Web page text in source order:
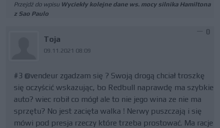
Przejdź do wpisu Wyciekły kolejne dane ws. mocy silnika Hamiltona
z Sao Paulo
Toja
09.11.2021 08:09
0
#3 @vendeur zgadzam się ? Swoją drogą chciał troszkę
się oczyścić wskazując, bo Redbull naprawdę ma szybkie
auto? wiec robił co mógł ale to nie jego wina ze nie ma
sprzętu? No jest zacięta walka ! Nerwy puszczają i się
mówi pod presja rzeczy które trzeba prostować. Ma racje